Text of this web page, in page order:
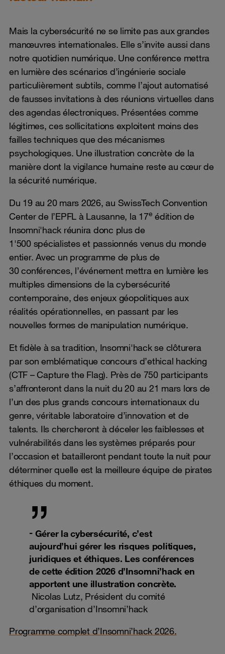
Mais la cybersécurité ne se limite pas aux grandes
manœuvres internationales. Elle s’invite aussi dans
notre quotidien numérique. Une conférence mettra
en lumière des scénarios d’ingénierie sociale
particulièrement subtils, comme l’ajout automatisé
de fausses invitations à des réunions virtuelles dans
des agendas électroniques. Présentées comme
légitimes, ces sollicitations exploitent moins des
failles techniques que des mécanismes
psychologiques. Une illustration concrète de la
manière dont la vigilance humaine reste au cœur de
la sécurité numérique.
Du 19 au 20 mars 2026, au SwissTech Convention
Center de l’EPFL à Lausanne, la 17e édition de
Insomni'hack réunira donc plus de
1'500 spécialistes et passionnés venus du monde
entier. Avec un programme de plus de
30 conférences, l’événement mettra en lumière les
multiples dimensions de la cybersécurité
contemporaine, des enjeux géopolitiques aux
réalités opérationnelles, en passant par les
nouvelles formes de manipulation numérique.
Et fidèle à sa tradition, Insomni'hack se clôturera
par son emblématique concours d’ethical hacking
(CTF – Capture the Flag). Près de 750 participants
s’affronteront dans la nuit du 20 au 21 mars lors de
l’un des plus grands concours internationaux du
genre, véritable laboratoire d’innovation et de
talents. Ils chercheront à déceler les faiblesses et
vulnérabilités dans les systèmes préparés pour
l’occasion et batailleront pendant toute la nuit pour
déterminer quelle est la meilleure équipe de pirates
éthiques du moment.
Gérer la cybersécurité, c’est
aujourd’hui gérer les risques politiques,
juridiques et éthiques. Les conférences
de cette édition 2026 d’Insomni’hack en
apportent une illustration concrète.
Nicolas Lutz, Président du comité
d’organisation d’Insomni’hack
Programme complet d’Insomni’hack 2026.